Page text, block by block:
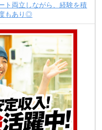
ト両立しながら、経験を積
もあり◎